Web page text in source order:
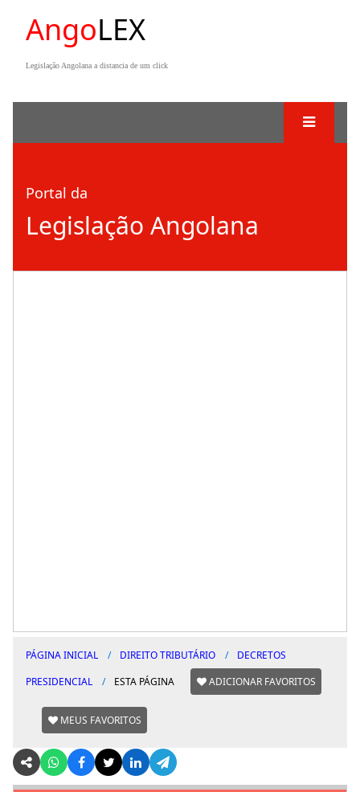
AngoLEX
Legislação Angolana a distancia de um click
Portal da
Legislação Angolana
PÁGINA INICIAL DIREITO TRIBUTÁRIO
DECRETOS
PRESIDENCIAL
ESTA PÁGINA ADICIONAR FAVORITOS
MEUS FAVORITOS